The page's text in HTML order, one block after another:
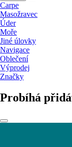
Carpe
Masožravec
Úder
Moře
Jiné úlovky
Navigace
Oblečení
Výprodej
Značky
Probíhá